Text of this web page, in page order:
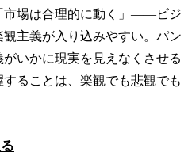
市場は合理的に動く」——ビジ
主義が入り込みやすい。パン
いかに現実を見えなくさせる
ることは、楽観でも悲観でも